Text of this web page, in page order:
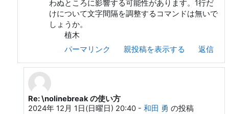
わぬところに影響する可能性があります。1行だ
けについて文字間隔を調整するコマンドは無いで
しょうか。
植木
パーマリンク
親投稿を表示する 返信
ueki ichiro への返信
Re: \nolinebreak の使い方
2024年 12月 1日(日曜日) 20:40- 和田 勇 の投稿